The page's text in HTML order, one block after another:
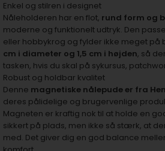
Enkel og stilren i designet
Nåleholderen har en flot, rund form og
moderne og funktionelt udtryk. Den
eller hobbykrog og fylder ikke meget på
cm i diameter og 1,5 cm i højden, så
tasken, hvis du skal på sykursus,
Robust og holdbar kvalitet
Denne magnetiske nålepude er fra
deres pålidelige og brugervenlige
Magneten er kraftig nok til at holde en
sikkert på plads, men ikke så stærk, at
med. Det giver dig en god balance